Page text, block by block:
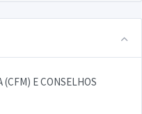
E CONSELHOS